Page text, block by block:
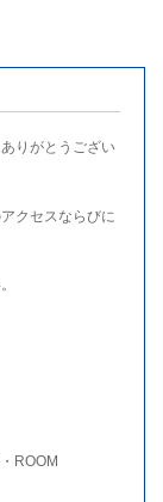
りがとうござい
クセスならびに
ROOM